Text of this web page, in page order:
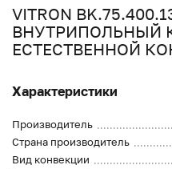
VITRON
ВНУТРИПОЛЬНЫЙ
ЕСТЕСТВЕННОЙ
Характеристики
Производитель
Страна производитель
Вид конвекции